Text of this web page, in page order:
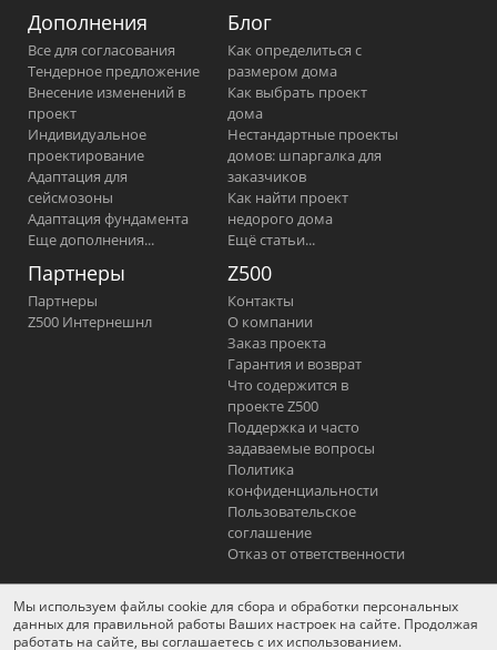
Дополнения
Все для согласования
Тендерное предложение
Внесение изменений в
проект
Индивидуальное
проектирование
Адаптация для
сейсмозоны
Адаптация фундамента
Еще дополнения...
Блог
Как определиться с
размером дома
Как выбрать проект
дома
Нестандартные проекты
домов: шпаргалка для
заказчиков
Как найти проект
недорого дома
Ещё статьи...
Партнеры
Партнеры
Z500 Интернешнл
Z500
Контакты
О компании
Заказ проекта
Гарантия и возврат
Что содержится в
проекте Z500
Поддержка и часто
задаваемые вопросы
Политика
конфиденциальности
Пользовательское
соглашение
Отказ от ответственности
YouTube Фейсбук
Вконтакте
Мы используем файлы cookie для сбора и обработки персональных
данных для правильной работы Ваших настроек на сайте. Продолжая
работать на сайте, вы соглашаетесь с их использованием.